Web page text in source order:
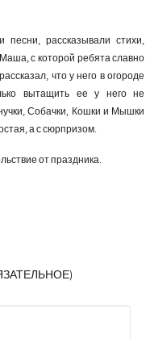
песни, рассказывали стихи,
с которой ребята славно
что у него в огороде
вытащить ее у него не
Собачки, Кошки и Мышки
а с сюрпризом.
от праздника.